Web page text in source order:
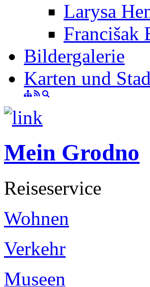
Larysa
Francišak
Bildergalerie
Karten und
Mein Grodno
Reiseservice
Wohnen
Verkehr
Museen